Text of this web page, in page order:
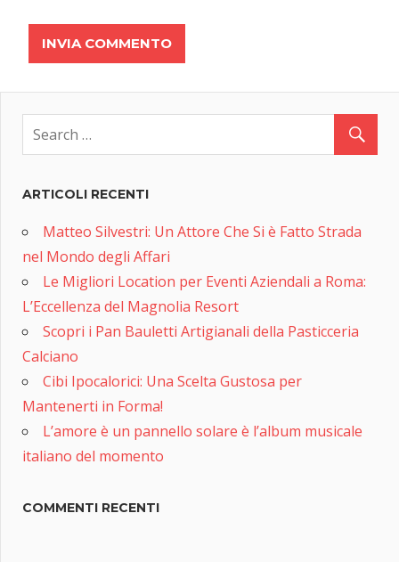
ARTICOLI RECENTI
Matteo Silvestri: Un Attore Che Si è Fatto Strada
nel Mondo degli Affari
Le Migliori Location per Eventi Aziendali a Roma:
L’Eccellenza del Magnolia Resort
Scopri i Pan Bauletti Artigianali della Pasticceria
Calciano
Cibi Ipocalorici: Una Scelta Gustosa per
Mantenerti in Forma!
L’amore è un pannello solare è l’album musicale
italiano del momento
COMMENTI RECENTI